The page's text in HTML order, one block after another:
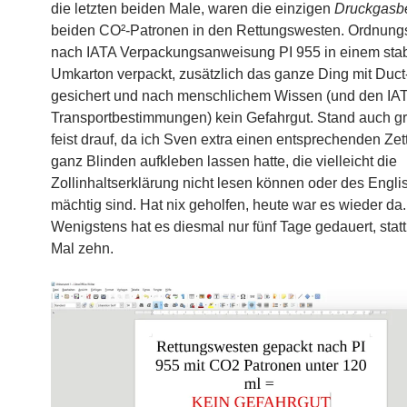
die letzten beiden Male, waren die einzigen
beiden CO²-Patronen in den Rettungswesten.
nach IATA Verpackungsanweisung PI 955 in einem
Umkarton verpackt, zusätzlich das ganze Ding mit
gesichert und nach menschlichem Wissen (und den
Transportbestimmungen) kein Gefahrgut. Stand auch
feist drauf, da ich Sven extra einen entsprechenden
ganz Blinden aufkleben lassen hatte, die vielleicht die
Zollinhaltserklärung nicht lesen können oder des
mächtig sind. Hat nix geholfen, heute war es wieder da.
Wenigstens hat es diesmal nur fünf Tage gedauert,
Mal zehn.